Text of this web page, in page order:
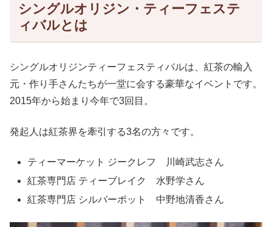
シングルオリジン・ティーフェステ
ィバルとは
シングルオリジンティーフェスティバルは、紅茶の輸入
元・作り手さんたちが一堂に会する豪華なイベントです。
2015年から始まり今年で3回目。
発起人は紅茶界を牽引する3名の方々です。
ティーマーケット ジークレフ 川崎武志さん
紅茶専門店 ティーブレイク 水野学さん
紅茶専門店 シルバーポット 中野地清香さん